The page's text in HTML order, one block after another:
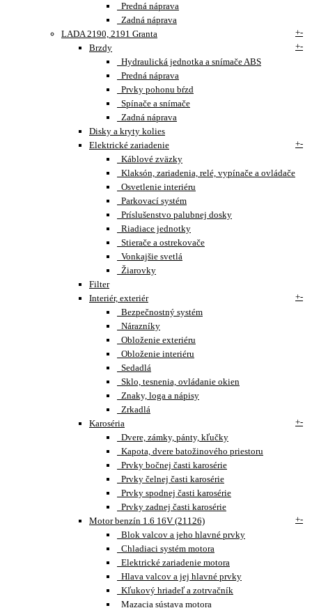
Predná náprava
Zadná náprava
LADA 2190, 2191 Granta
+-
Brzdy
+-
Hydraulická jednotka a snímače ABS
Predná náprava
Prvky pohonu bŕzd
Spínače a snímače
Zadná náprava
Disky a kryty kolies
Elektrické zariadenie
+-
Káblové zväzky
Klaksón, zariadenia, relé, vypínače a ovládače
Osvetlenie interiéru
Parkovací systém
Príslušenstvo palubnej dosky
Riadiace jednotky
Stierače a ostrekovače
Vonkajšie svetlá
Žiarovky
Filter
Interiér, exteriér
+-
Bezpečnostný systém
Nárazníky
Obloženie exteriéru
Obloženie interiéru
Sedadlá
Sklo, tesnenia, ovládanie okien
Znaky, loga a nápisy
Zrkadlá
Karoséria
+-
Dvere, zámky, pánty, kľučky
Kapota, dvere batožinového priestoru
Prvky bočnej časti karosérie
Prvky čelnej časti karosérie
Prvky spodnej časti karosérie
Prvky zadnej časti karosérie
Motor benzín 1.6 16V (21126)
+-
Blok valcov a jeho hlavné prvky
Chladiaci systém motora
Elektrické zariadenie motora
Hlava valcov a jej hlavné prvky
Kľukový hriadeľ a zotrvačník
Mazacia sústava motora